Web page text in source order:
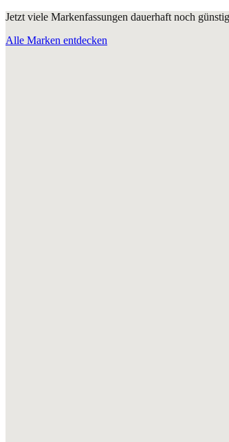
Jetzt viele Markenfassungen dauerhaft noch
Alle Marken entdecken